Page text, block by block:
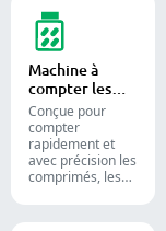
capsules de
gélatine molle.
Machine à
compter les
comprimés
Conçue pour
compter
rapidement et
avec précision les
comprimés, les